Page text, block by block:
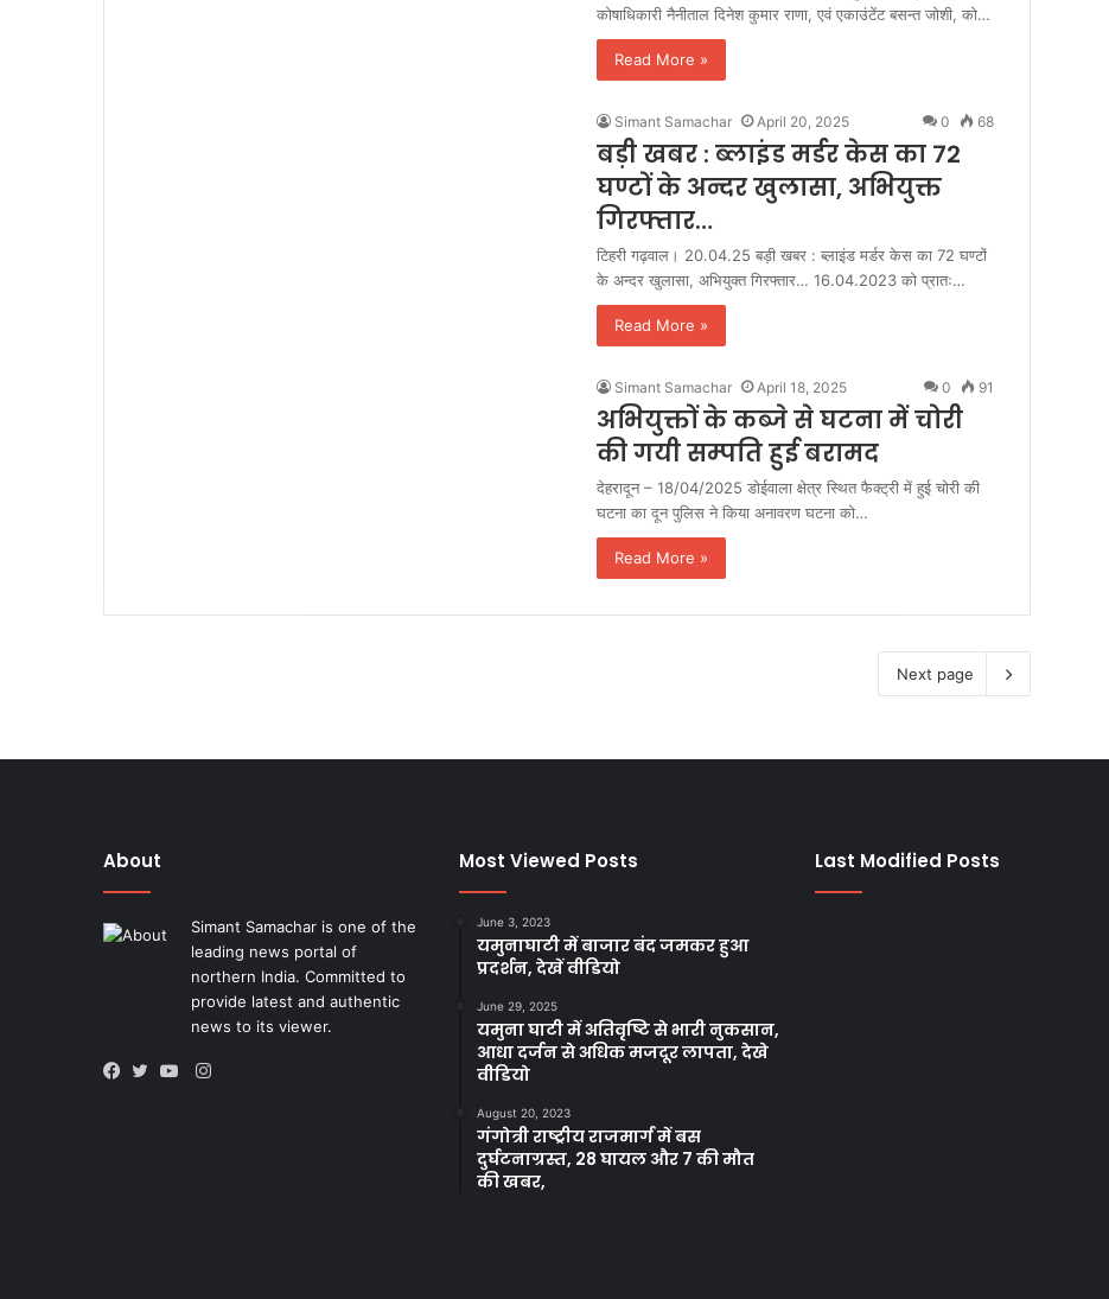
कोषाधिकारी नैनीताल दिनेश कुमार राणा, एवं एकाउंटेंट बसन्त जोशी, को…
Read More »
Simant Samachar April 20, 2025 0 68
बड़ी खबर : ब्लाइंड मर्डर केस का 72
घण्टों के अन्दर खुलासा, अभियुक्त
गिरफ्तार…
टिहरी गढ़वाल। 20.04.25 बड़ी खबर : ब्लाइंड मर्डर केस का 72 घण्टों
के अन्दर खुलासा, अभियुक्त गिरफ्तार… 16.04.2023 को प्रातः…
Read More »
Simant Samachar April 18, 2025 0 91
अभियुक्तों के कब्जे से घटना में चोरी
की गयी सम्पति हुई बरामद
देहरादून – 18/04/2025 डोईवाला क्षेत्र स्थित फैक्ट्री में हुई चोरी की
घटना का दून पुलिस ने किया अनावरण घटना को…
Read More »
Next page
About
Simant Samachar is one of the
leading news portal of
northern India. Committed to
provide latest and authentic
news to its viewer.
Instagram
Most Viewed Posts
June 3, 2023
यमुनाघाटी में बाजार बंद जमकर हुआ
प्रदर्शन, देखें वीडियो
June 29, 2025
यमुना घाटी में अतिवृष्टि से भारी नुकसान,
आधा दर्जन से अधिक मजदूर लापता, देखे
वीडियो
August 20, 2023
गंगोत्री राष्ट्रीय राजमार्ग में बस
दुर्घटनाग्रस्त, 28 घायल और 7 की मौत
की खबर,
Last Modified Posts